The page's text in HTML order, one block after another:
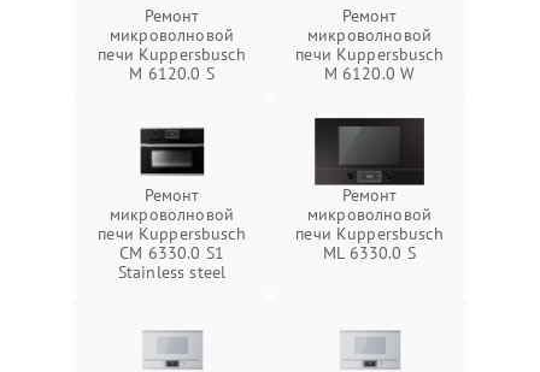
Ремонт
микроволновой
печи Kuppersbusch
M 6120.0 S
Ремонт
микроволновой
печи Kuppersbusch
M 6120.0 W
Ремонт
микроволновой
печи Kuppersbusch
CM 6330.0 S1
Stainless steel
Ремонт
микроволновой
печи Kuppersbusch
ML 6330.0 S